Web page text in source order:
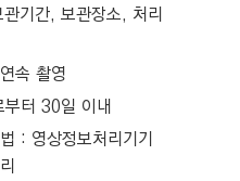
기간, 보관장소, 처리
속 촬영
터 30일 이내
: 영상정보처리기기